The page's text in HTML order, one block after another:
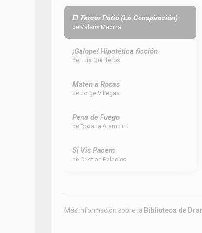
El Tercer Patio (La Conspiración)
de Valeria Medina
¡Galope! Hipotética ficción
de Luis Quinteros
Maten a Rosas
de Jorge Villegas
Pena de Fuego
de Roxana Aramburú
Si Vis Pacem
de Cristian Palacios
Más información sobre la Biblioteca de